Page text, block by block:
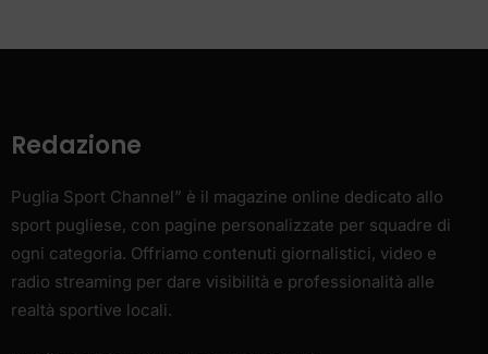
Redazione
Puglia Sport Channel” è il magazine online dedicato allo
sport pugliese, con pagine personalizzate per squadre di
ogni categoria. Offriamo contenuti giornalistici, video e
radio streaming per dare visibilità e professionalità alle
realtà sportive locali.